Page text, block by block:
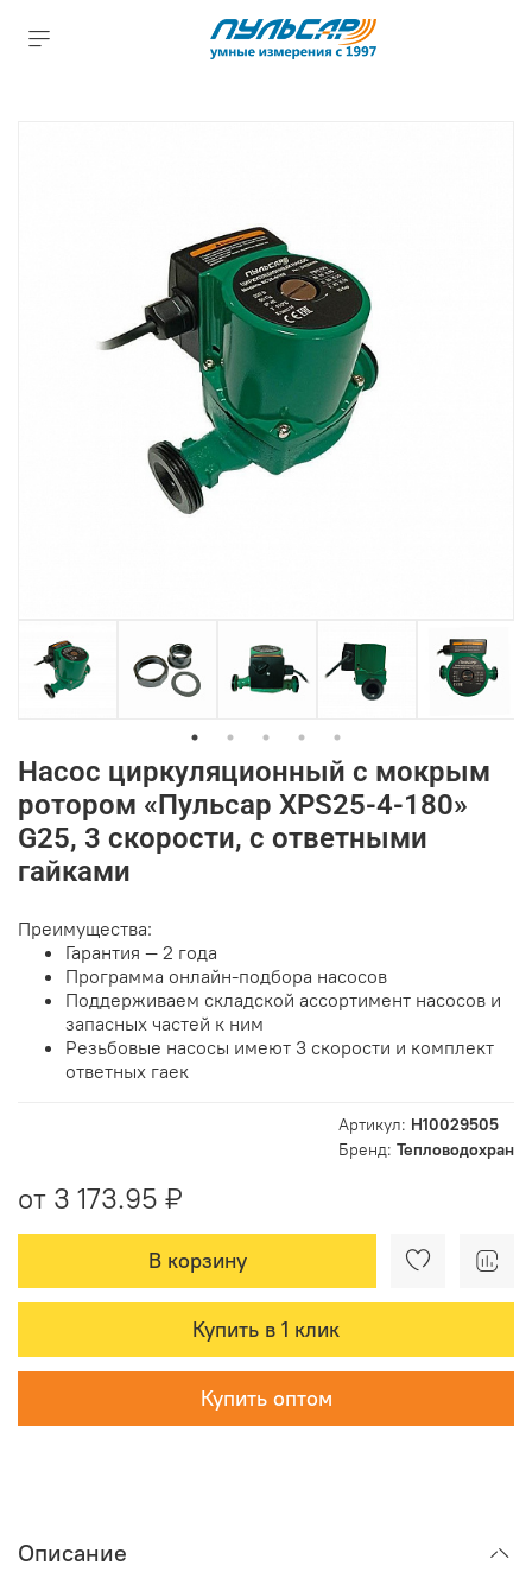
Артикул: Н10029505
Бренд: Тепловодохран
Насос циркуляционный с мокрым
ротором «Пульсар XPS25-4-180»
G25, 3 скорости, с ответными
гайками
от 3 173.95 ₽
В корзину
Купить в 1 клик
Купить оптом
Преимущества:
Гарантия — 2 года
Программа онлайн-подбора насосов
Поддерживаем складской ассортимент насосов и
запасных частей к ним
Резьбовые насосы имеют 3 скорости и комплект
ответных гаек
Описание